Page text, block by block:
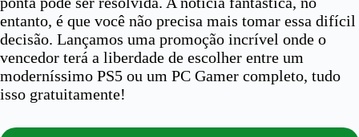
entanto, é que você não precisa mais tomar essa difícil
decisão. Lançamos uma promoção incrível onde o
vencedor terá a liberdade de escolher entre um
moderníssimo PS5 ou um PC Gamer completo, tudo
isso gratuitamente!